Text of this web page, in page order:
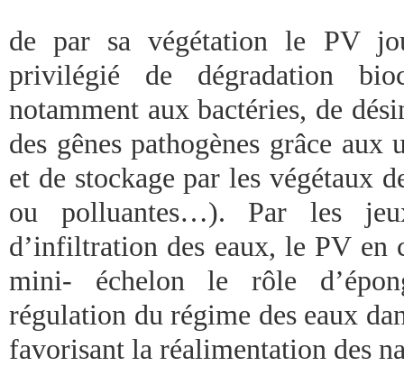
de par sa végétation le PV
privilégié de dégradation
notamment aux bactéries, de
des gênes pathogènes grâce
et de stockage par les végétaux
ou polluantes…). Par les
d’infiltration des eaux, le PV en
mini- échelon le rôle
régulation du régime des eaux
favorisant la réalimentation des